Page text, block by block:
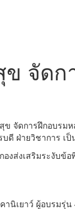
จัดก
ข จัดการฝึกอบรม
ฝ่ายวิชาการ เ
งส่งเสริมระงับข้
านิเยาว์ ผู้อบรม